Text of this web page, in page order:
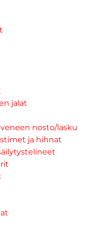
jalat
nosto/lasku
ja hihnat